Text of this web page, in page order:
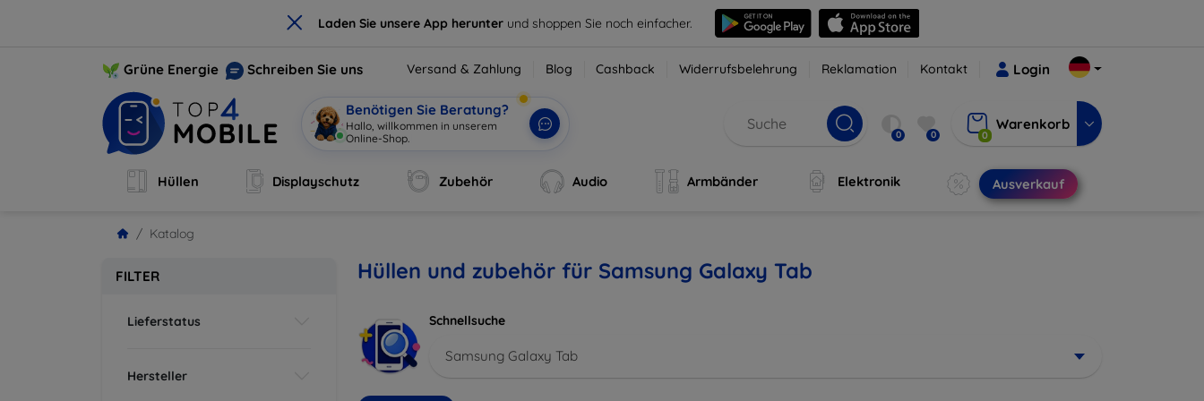
× Laden Sie unsere App herunter und shoppen Sie noch einfacher.
Grüne Energie Schreiben Sie uns Versand & Zahlung Blog Cashback Widerrufsbelehrung Reklamation Kontakt Login
Benötigen Sie Beratung?
Hallo, willkommen in unserem
Online-Shop.
0 0 0
Warenkorb
Hüllen Displayschutz Zubehör Audio Armbänder Elektronik Ausverkauf
Katalog
FILTER
Lieferstatus
Hersteller
Hüllen und zubehör für Samsung Galaxy Tab
Schnellsuche
Samsung Galaxy Tab